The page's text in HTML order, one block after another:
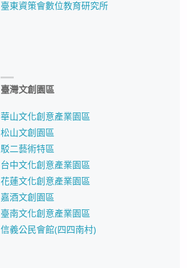
臺東資策會數位教育研究所
臺灣文創園區
華山文化創意產業園區
松山文創園區
駁二藝術特區
台中文化創意產業園區
花蓮文化創意產業園區
嘉酒文創園區
臺南文化創意產業園區
信義公民會館(四四南村)